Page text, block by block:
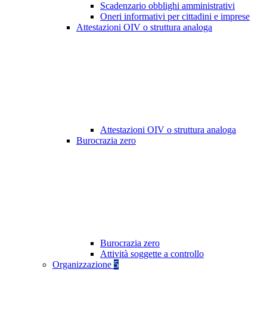
Scadenzario obblighi amministrativi
Oneri informativi per cittadini e imprese
Attestazioni OIV o struttura analoga
Attestazioni OIV o struttura analoga
Burocrazia zero
Burocrazia zero
Attività soggette a controllo
Organizzazione 5